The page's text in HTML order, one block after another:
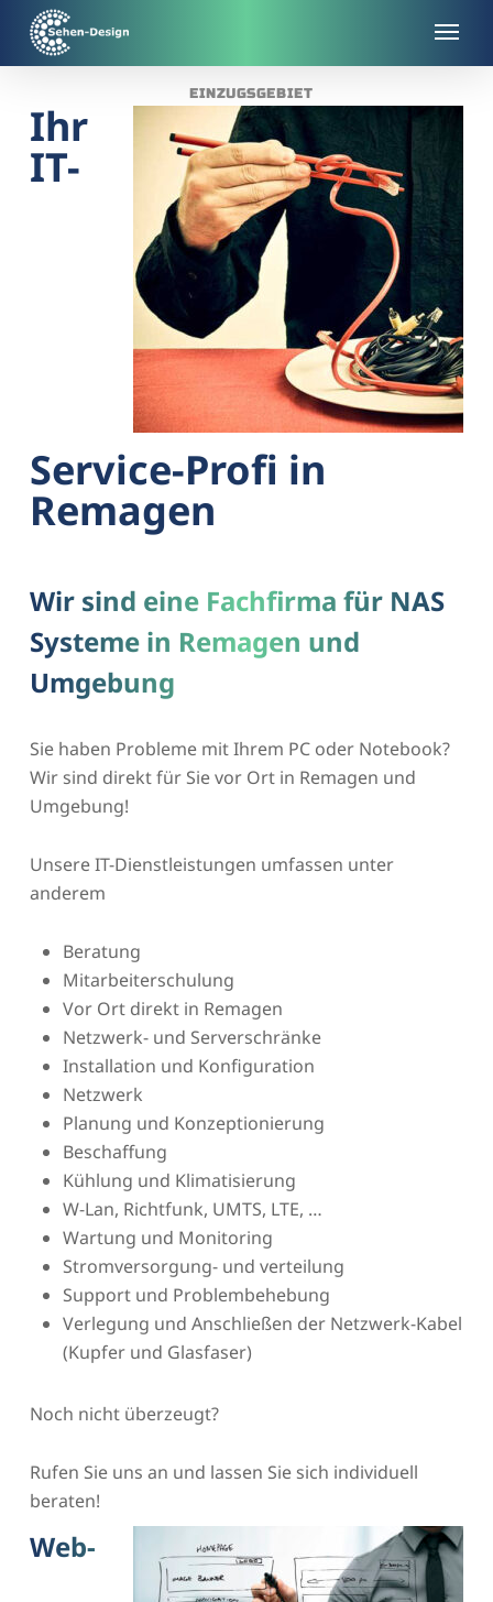
main
EINZUGSGEBIET
Ihr
IT-
Service-Profi in
Remagen
Wir sind eine Fachfirma für NAS
Systeme in Remagen und
Umgebung
Sie haben Probleme mit Ihrem PC oder Notebook?
Wir sind direkt für Sie vor Ort in Remagen und
Umgebung!
Unsere IT-Dienstleistungen umfassen unter
anderem
Beratung
Mitarbeiterschulung
Vor Ort direkt in Remagen
Netzwerk- und Serverschränke
Installation und Konfiguration
Netzwerk
Planung und Konzeptionierung
Beschaffung
Kühlung und Klimatisierung
W-Lan, Richtfunk, UMTS, LTE, …
Wartung und Monitoring
Stromversorgung- und verteilung
Support und Problembehebung
Verlegung und Anschließen der Netzwerk-Kabel
(Kupfer und Glasfaser)
Noch nicht überzeugt?
Rufen Sie uns an und lassen Sie sich individuell
beraten!
Web-